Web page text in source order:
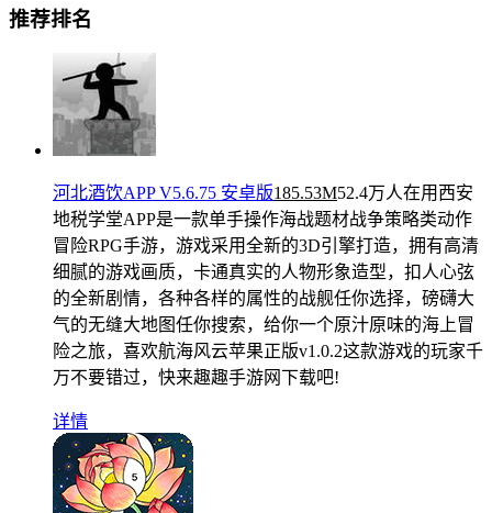
推荐排名
河北酒饮APP V5.6.75 安卓版185.53M52.4万人在用 西安
地税学堂APP是一款单手操作海战题材战争策略类动作
冒险RPG手游，游戏采用全新的3D引擎打造，拥有高清
细腻的游戏画质，卡通真实的人物形象造型，扣人心弦
的全新剧情，各种各样的属性的战舰任你选择，磅礴大
气的无缝大地图任你搜索，给你一个原汁原味的海上冒
险之旅，喜欢航海风云苹果正版v1.0.2这款游戏的玩家千
万不要错过，快来趣趣手游网下载吧!
详情